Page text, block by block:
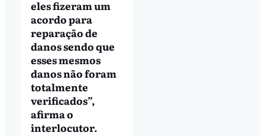
eles fizeram um
acordo para
reparação de
danos sendo que
esses mesmos
danos não foram
totalmente
verificados”,
afirma o
interlocutor.